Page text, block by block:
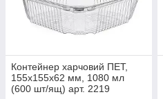
Контейнер харчовий ПЕТ,
155х155х62 мм, 1080 мл
(600 шт/ящ) арт. 2219